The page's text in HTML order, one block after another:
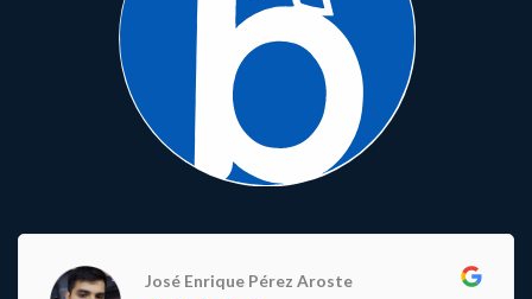
José Enrique Pérez Aroste